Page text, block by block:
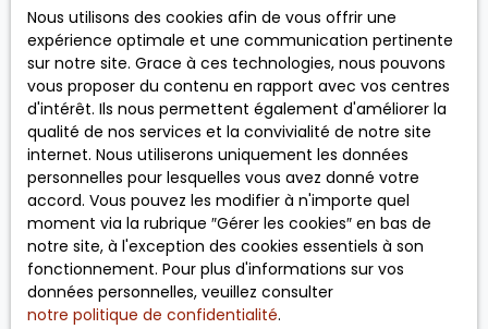
vous inscrire gratuitement sur la liste d'opposition
au démarchage téléphonique, prévu par l'article
L223-1 du code de la consommation, sur le site
Internet www.bloctel.gouv.fr ou par courrier
adressé à :
Société Worldline, Service Bloctel, CS 61311, 41013
BLOIS CEDEX.
Pour en savoir plus sur le traitement de vos
données personnelles, veuillez consulter notre
politique de confidentialité.
Nous utilisons des cookies afin de vous offrir une
expérience optimale et une communication pertinente
sur notre site. Grace à ces technologies, nous pouvons
vous proposer du contenu en rapport avec vos centres
d'intérêt. Ils nous permettent également d'améliorer la
qualité de nos services et la convivialité de notre site
internet. Nous utiliserons uniquement les données
personnelles pour lesquelles vous avez donné votre
accord. Vous pouvez les modifier à n'importe quel
moment via la rubrique ″Gérer les cookies″ en bas de
notre site, à l'exception des cookies essentiels à son
fonctionnement. Pour plus d'informations sur vos
données personnelles, veuillez consulter
notre politique de confidentialité.